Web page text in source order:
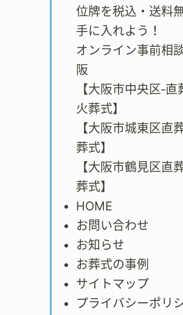
位牌を税込・送料
手に入れよう！
オンライン事前相
阪
【大阪市中央区‐直
火葬式】
【大阪市城東区直
葬式】
【大阪市鶴見区直
葬式】
HOME
お問い合わせ
お知らせ
お葬式の事例
サイトマップ
プライバシーポリ